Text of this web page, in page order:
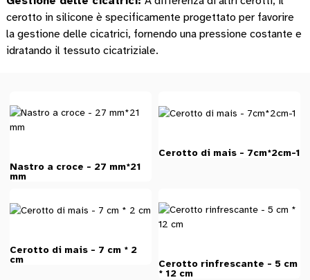
cerotto in silicone è specificamente progettato per favorire
la gestione delle cicatrici, fornendo una pressione costante e
idratando il tessuto cicatriziale.
Nastro a croce - 27 mm*21
mm
Cerotto di mais - 7cm*2cm-1
Cerotto di mais - 7 cm * 2
cm
Cerotto rinfrescante - 5 cm
* 12 cm